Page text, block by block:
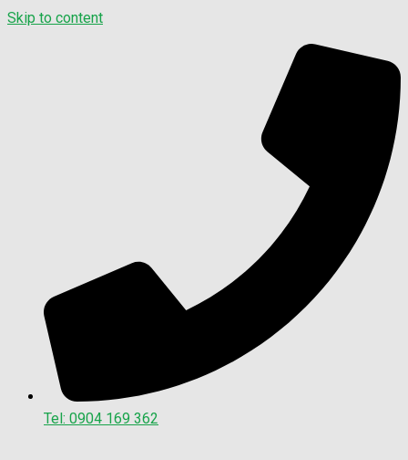
Skip to content
Tel: 0904 169 362